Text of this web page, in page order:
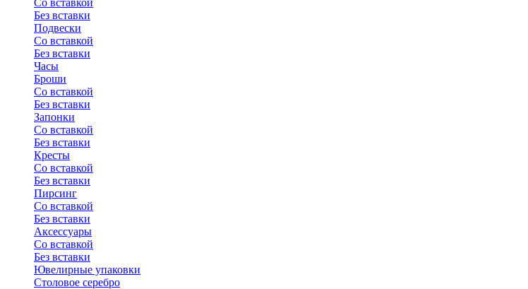
Со вставкой
Без вставки
Подвески
Со вставкой
Без вставки
Часы
Броши
Со вставкой
Без вставки
Запонки
Со вставкой
Без вставки
Кресты
Со вставкой
Без вставки
Пирсинг
Со вставкой
Без вставки
Аксессуары
Со вставкой
Без вставки
Ювелирные упаковки
Столовое серебро